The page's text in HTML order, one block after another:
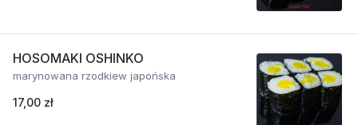
HOSOMAKI OSHINKO
marynowana rzodkiew japońska
17,00 zł